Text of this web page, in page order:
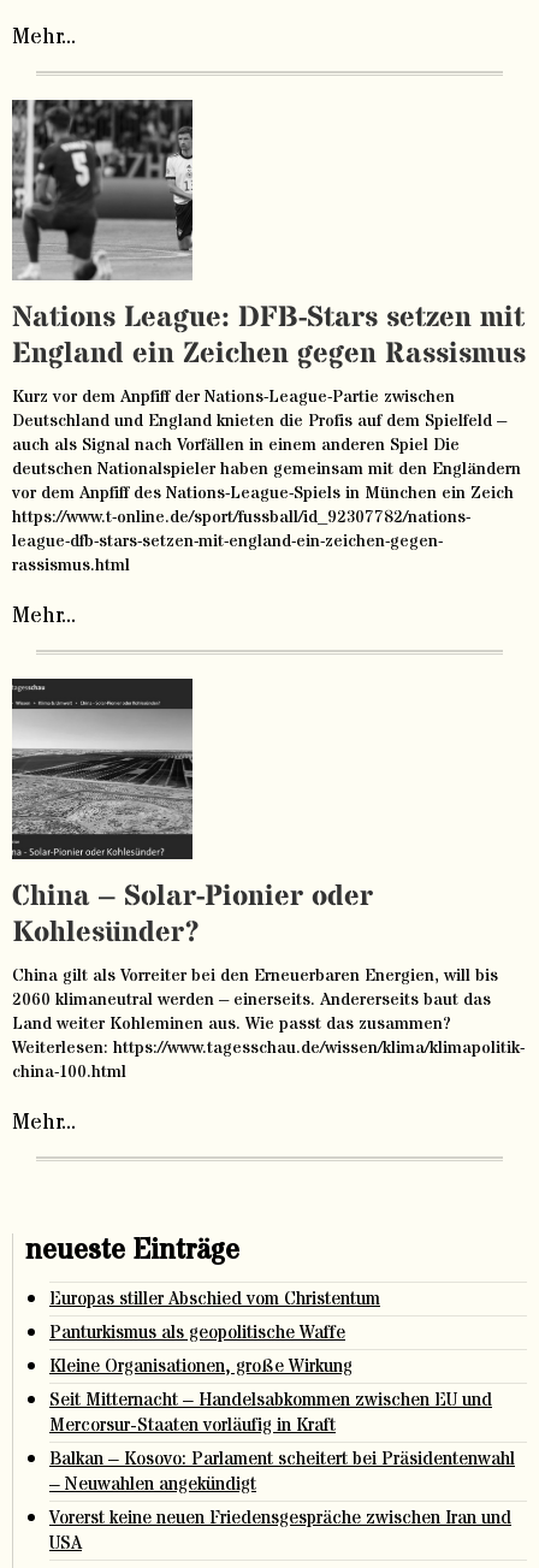
Mehr...
Nations League: DFB-Stars setzen mit
England ein Zeichen gegen Rassismus
Kurz vor dem Anpfiff der Nations-League-Partie zwischen
Deutschland und England knieten die Profis auf dem Spielfeld –
auch als Signal nach Vorfällen in einem anderen Spiel Die
deutschen Nationalspieler haben gemeinsam mit den Engländern
vor dem Anpfiff des Nations-League-Spiels in München ein Zeich
https://www.t-online.de/sport/fussball/id_92307782/nations-
league-dfb-stars-setzen-mit-england-ein-zeichen-gegen-
rassismus.html
Mehr...
China – Solar-Pionier oder
Kohlesünder?
China gilt als Vorreiter bei den Erneuerbaren Energien, will bis
2060 klimaneutral werden – einerseits. Andererseits baut das
Land weiter Kohleminen aus. Wie passt das zusammen?
Weiterlesen: https://www.tagesschau.de/wissen/klima/klimapolitik-
china-100.html
Mehr...
neueste Einträge
Europas stiller Abschied vom Christentum
Panturkismus als geopolitische Waffe
Kleine Organisationen, große Wirkung
Seit Mitternacht – Handelsabkommen zwischen EU und
Mercorsur-Staaten vorläufig in Kraft
Balkan – Kosovo: Parlament scheitert bei Präsidentenwahl
– Neuwahlen angekündigt
Vorerst keine neuen Friedensgespräche zwischen Iran und
USA